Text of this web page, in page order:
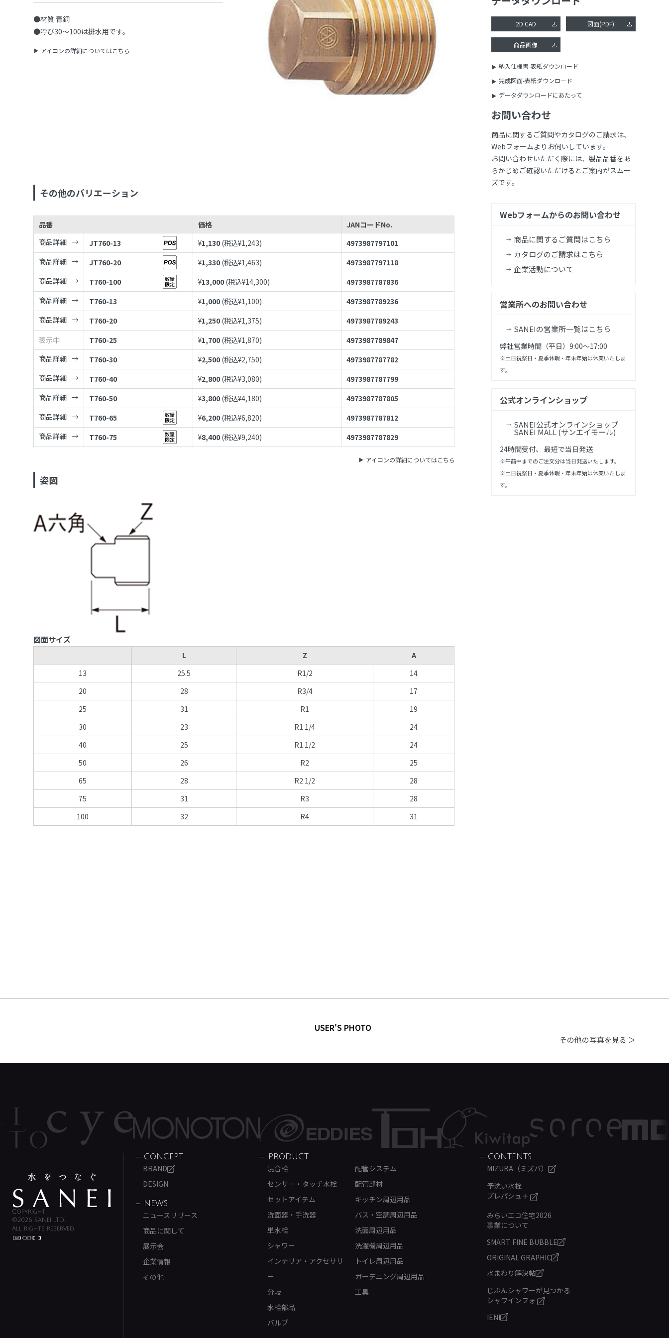
●材質 青銅
●呼び30〜100は排水用です。
アイコンの詳細についてはこちら
その他のバリエーション
品番 価格
JANコードNo.
商品詳細
JT760-13 ¥1,130 (税込¥1,243)
4973987797101
商品詳細
JT760-20 ¥1,330 (税込¥1,463)
4973987797118
商品詳細
T760-100 ¥13,000 (税込¥14,300)
4973987787836
商品詳細
T760-13 ¥1,000 (税込¥1,100)
4973987789236
商品詳細
T760-20 ¥1,250 (税込¥1,375)
4973987789243
表示中
T760-25 ¥1,700 (税込¥1,870)
4973987789847
商品詳細
T760-30 ¥2,500 (税込¥2,750)
4973987787782
商品詳細
T760-40 ¥2,800 (税込¥3,080)
4973987787799
商品詳細
T760-50 ¥3,800 (税込¥4,180)
4973987787805
商品詳細
T760-65 ¥6,200 (税込¥6,820)
4973987787812
商品詳細
T760-75 ¥8,400 (税込¥9,240) 4973987787829
アイコンの詳細についてはこちら
姿図
図面サイズ
L Z
A
13
25.5 R1/2
14
20
28 R3/4
17
25
31 R1
19
30
23 R1 1/4
24
40
25 R1 1/2
24
50
26 R2
25
65
28 R2 1/2
28
75
31 R3
28
100
32 R4 31
2D CAD 図面(PDF)
商品画像
納入仕様書-表紙ダウンロード
完成図面-表紙ダウンロード
データダウンロードにあたって
お問い合わせ
商品に関するご質問やカタログのご請求は、
Webフォームよりお伺いしています。
お問い合わせいただく際には、製品品番をあ
らかじめご確認いただけるとご案内がスムー
ズです。
Webフォームからのお問い合わせ
商品に関するご質問はこちら
カタログのご請求はこちら
企業活動について
営業所へのお問い合わせ
SANEIの営業所一覧はこちら
弊社営業時間（平日）9:00～17:00
※土日祝祭日・夏季休暇・年末年始は休業いたしま
す。
公式オンラインショップ
SANEI公式オンラインショップ
SANEI MALL (サンエイモール)
24時間受付、 最短で当日発送
※午前中までのご注文分は当日発送いたします。
※土日祝祭日・夏季休暇・年末年始は休業いたしま
す。
USER'S PHOTO
その他の写真を見る ＞
Copyright
©2026 SANEI LTD.
All rights reserved.
CONCEPT
BRAND
DESIGN
NEWS
ニュースリリース
商品に関して
展示会
企業情報
その他
PRODUCT
混合栓
センサー・タッチ水栓
セットアイテム
洗面器・手洗器
単水栓
シャワー
インテリア・アクセサリ
ー
分岐
水栓部品
バルブ
配管システム
配管部材
キッチン周辺用品
バス・空調周辺用品
洗面周辺用品
洗濯機周辺用品
トイレ周辺用品
ガーデニング周辺用品
工具
CONTENTS
MIZUBA（ミズバ）
予洗い水栓
プレパシュ＋
みらいエコ住宅2026
事業について
SMART FINE BUBBLE
ORIGINAL GRAPHIC
水まわり解決帖
じぶんシャワーが見つかる
シャワインフォ
IENI